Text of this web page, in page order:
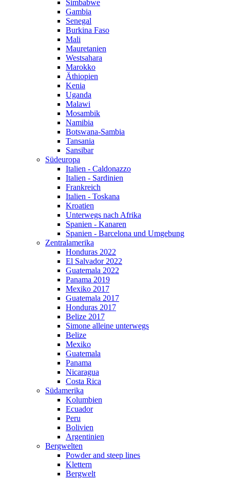
Simbabwe
Gambia
Senegal
Burkina Faso
Mali
Mauretanien
Westsahara
Marokko
Äthiopien
Kenia
Uganda
Malawi
Mosambik
Namibia
Botswana-Sambia
Tansania
Sansibar
Südeuropa
Italien - Caldonazzo
Italien - Sardinien
Frankreich
Italien - Toskana
Kroatien
Unterwegs nach Afrika
Spanien - Kanaren
Spanien - Barcelona und Umgebung
Zentralamerika
Honduras 2022
El Salvador 2022
Guatemala 2022
Panama 2019
Mexiko 2017
Guatemala 2017
Honduras 2017
Belize 2017
Simone alleine unterwegs
Belize
Mexiko
Guatemala
Panama
Nicaragua
Costa Rica
Südamerika
Kolumbien
Ecuador
Peru
Bolivien
Argentinien
Bergwelten
Powder and steep lines
Klettern
Bergwelt